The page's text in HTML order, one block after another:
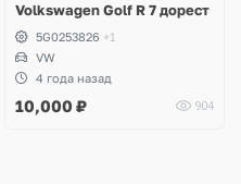
Volkswagen Golf R 7 дорест
5G0253826 +1
VW
4 года назад
10,000 ₽ 904